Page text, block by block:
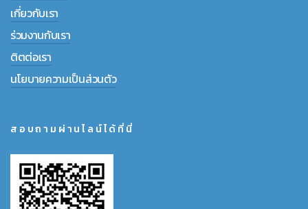
เกี่ยวกับเรา
ร่วมงานกับเรา
ติตต่อเรา
นโยบายความเป็นส่วนตัว
สอบถามผ่านไลน์ได้ที่นี่